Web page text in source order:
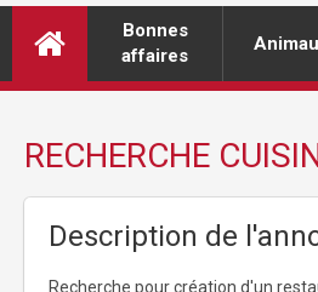
Bonnes
affaires
RECHERCHE
Description de
Recherche pour création d'un